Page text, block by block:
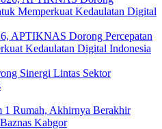
APTIKNAS Dorong Percepatan
Kedaulatan Digital Indonesia
Sinergi Lintas Sektor
1 Rumah, Akhirnya Berakhir
Kabgor